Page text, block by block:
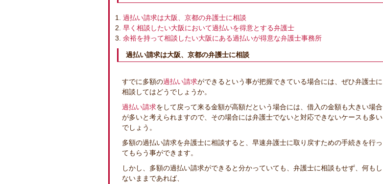
過払い請求は大阪、京都の弁護士に相談
早く相談したい大阪において過払いを得意とする弁護士
余裕を持って相談したい大阪にある過払いが得意な弁護士事務所
過払い請求は大阪、京都の弁護士に相談
すでに多額の過払い請求ができるという事が把握できている場合には、ぜひ弁護士に
相談してはどうでしょうか。
過払い請求をして戻って来る金額が高額だという場合には、借入の金額も大きい場合
が多いと考えられますので、その場合には弁護士でないと対応できないケースも多い
でしょう。
多額の過払い請求を弁護士に相談すると、早速弁護士に取り戻すための手続きを行っ
てもらう事ができます。
しかし、多額の過払い請求ができると分かっていても、弁護士に相談もせず、何もし
ないままであれば、